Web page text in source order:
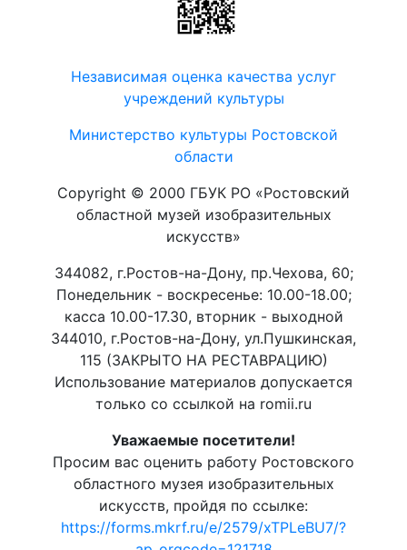
Независимая оценка качества услуг
учреждений культуры
Министерство культуры Ростовской
области
Copyright © 2000 ГБУК РО «Ростовский
областной музей изобразительных
искусств»
344082, г.Ростов-на-Дону, пр.Чехова, 60;
Понедельник - воскресенье: 10.00-18.00;
касса 10.00-17.30, вторник - выходной
344010, г.Ростов-на-Дону, ул.Пушкинская,
115 (ЗАКРЫТО НА РЕСТАВРАЦИЮ)
Использование материалов допускается
только со ссылкой на romii.ru
Уважаемые посетители!
Просим вас оценить работу Ростовского
областного музея изобразительных
искусств, пройдя по ссылке:
https://forms.mkrf.ru/e/2579/xTPLeBU7/?